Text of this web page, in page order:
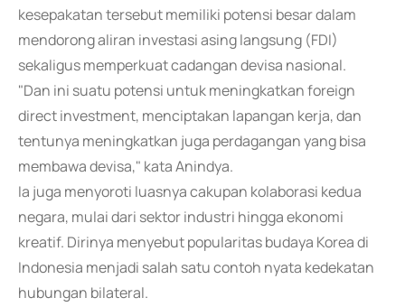
kesepakatan tersebut memiliki potensi besar dalam
mendorong aliran investasi asing langsung (FDI)
sekaligus memperkuat cadangan devisa nasional.
"Dan ini suatu potensi untuk meningkatkan foreign
direct investment, menciptakan lapangan kerja, dan
tentunya meningkatkan juga perdagangan yang bisa
membawa devisa," kata Anindya.
Ia juga menyoroti luasnya cakupan kolaborasi kedua
negara, mulai dari sektor industri hingga ekonomi
kreatif. Dirinya menyebut popularitas budaya Korea di
Indonesia menjadi salah satu contoh nyata kedekatan
hubungan bilateral.